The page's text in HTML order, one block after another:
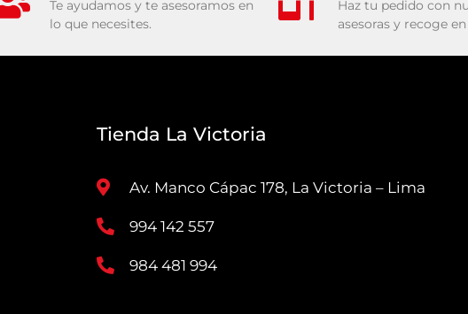
Te ayudamos y te asesoramos en
lo que necesites.
Haz tu pedido con
asesoras y recoge
Tienda La Victoria
Av. Manco Cápac 178, La Victoria – Lima
994 142 557
984 481 994